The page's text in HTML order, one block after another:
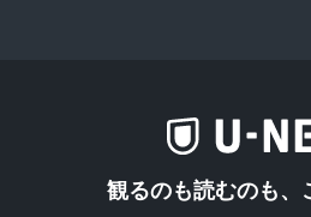
観るのも読むのも、